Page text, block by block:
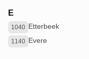
E
1040 Etterbeek
1140 Evere